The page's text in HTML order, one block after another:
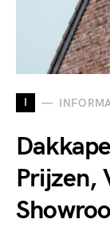
I
Prijzen,